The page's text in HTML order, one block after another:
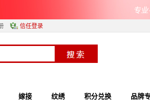
信任登录
嫁接 纹绣 积分兑换 品牌